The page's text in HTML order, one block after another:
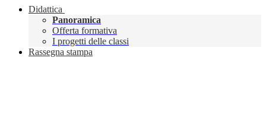
Didattica
Panoramica
Offerta formativa
I progetti delle classi
Rassegna stampa